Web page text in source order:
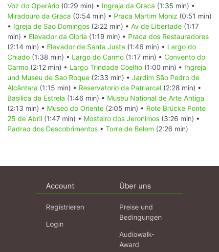
Voz do Operário (0:29 min) • Ingreja da Graca (1:35 min) •
Miradouro da Graca (0:54 min) • Praca Martim Moniz (0:51 min)
• Igreja de Sao Domingos (2:22 min) • Av de Libertade (1:17
min) • Elevador da Gloria (1:19 min) • Praca dos Restauradores
(2:14 min) • Elevador de Santa Justa (1:46 min) • Largo do
Chiado (1:38 min) • Largo do Carmo (1:17 min) • Convento do
Carmo (2:12 min) • Largo Trindade Coelho (1:00 min) • Ingreja
und Museu de Sao Roque (2:33 min) • Jardim São Pedro de
Alcântara (1:15 min) • Reservatorio da Patriarcal (2:28 min) •
Basilica da Estrela (1:46 min) • Museu National de Arte Antiga
(2:13 min) • Museo do Oriente (2:05 min) • Rote Brücke Ponte
25 de Abril (1:47 min) • Mosteiro dos Jeronimos (3:26 min) •
Padrao dos Descobrimentos • Torre de Belem (2:26 min)
Account
Registrieren
Login
Über uns
Preise und
Bedingungen
Audiowalk-
Award